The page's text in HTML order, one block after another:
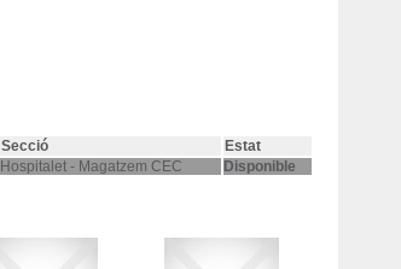
Secció
Estat
Hospitalet - Magatzem CEC Disponible